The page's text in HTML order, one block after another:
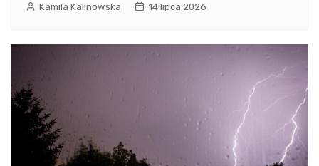
Kamila Kalinowska 14 lipca 2026